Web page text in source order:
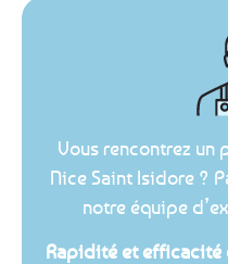
Vous rencontrez un
Nice Saint Isidore ?
notre équipe
Rapidité et efficacité